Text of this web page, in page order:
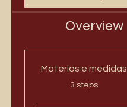
Overview
Matérias e medidas
.
3 steps